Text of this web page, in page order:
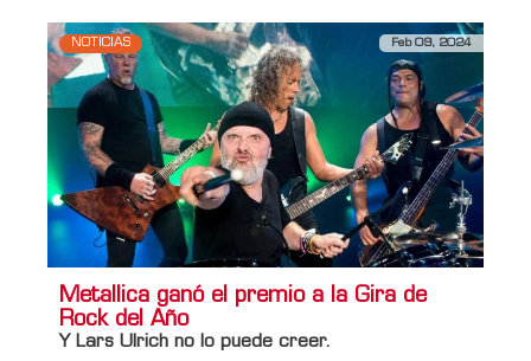
NOTICIAS Feb 09, 2024
Metallica ganó el premio a la Gira de
Rock del Año
Y Lars Ulrich no lo puede creer.